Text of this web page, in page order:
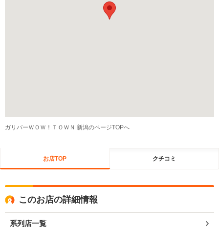
ガリバーＷＯＷ！ＴＯＷＮ 新潟のページTOPへ
お店TOP クチコミ
このお店の詳細情報
系列店一覧